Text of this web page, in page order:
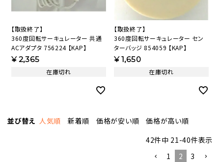
【取扱終了】
360度回転サーキュレーター 共通
ACアダプタ 756224 【KAP】
¥2,365
在庫切れ
【取扱終了】
360度回転サーキュレーター セン
ターバッジ 854059 【KAP】
¥1,650
在庫切れ
並び替え 人気順 新着順 価格が安い順
価格が高い順
42件中 21-40件表示
1
2 3